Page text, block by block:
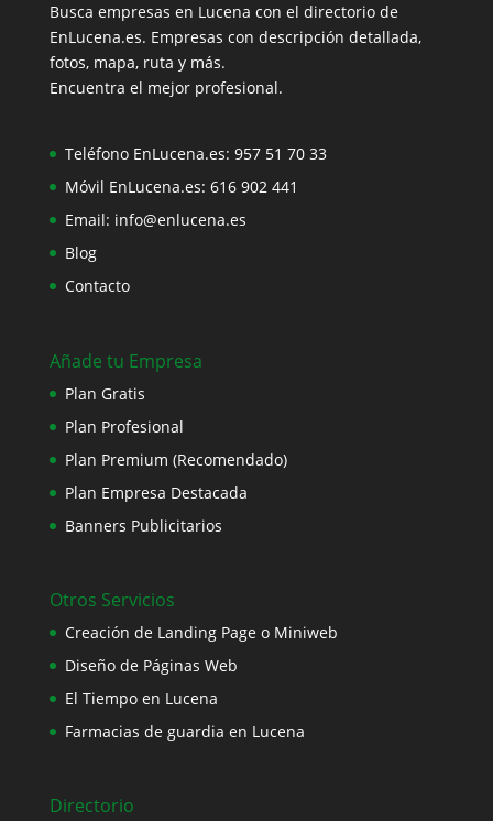
Busca empresas en Lucena con el directorio de
EnLucena.es. Empresas con descripción detallada,
fotos, mapa, ruta y más.
Encuentra el mejor profesional.
Teléfono EnLucena.es: 957 51 70 33
Móvil EnLucena.es: 616 902 441
Email: info@enlucena.es
Blog
Contacto
Añade tu Empresa
Plan Gratis
Plan Profesional
Plan Premium (Recomendado)
Plan Empresa Destacada
Banners Publicitarios
Otros Servicios
Creación de Landing Page o Miniweb
Diseño de Páginas Web
El Tiempo en Lucena
Farmacias de guardia en Lucena
Directorio